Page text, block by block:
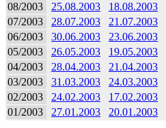
08/2003
25.08.2003 18.08.2003
07/2003
28.07.2003 21.07.2003
06/2003
30.06.2003 23.06.2003
05/2003
26.05.2003 19.05.2003
04/2003
28.04.2003 21.04.2003
03/2003
31.03.2003 24.03.2003
02/2003
24.02.2003 17.02.2003
01/2003
27.01.2003 20.01.2003